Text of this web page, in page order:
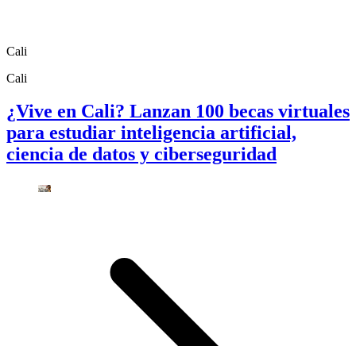
Cali
Cali
¿Vive en Cali? Lanzan 100 becas virtuales
para estudiar inteligencia artificial,
ciencia de datos y ciberseguridad